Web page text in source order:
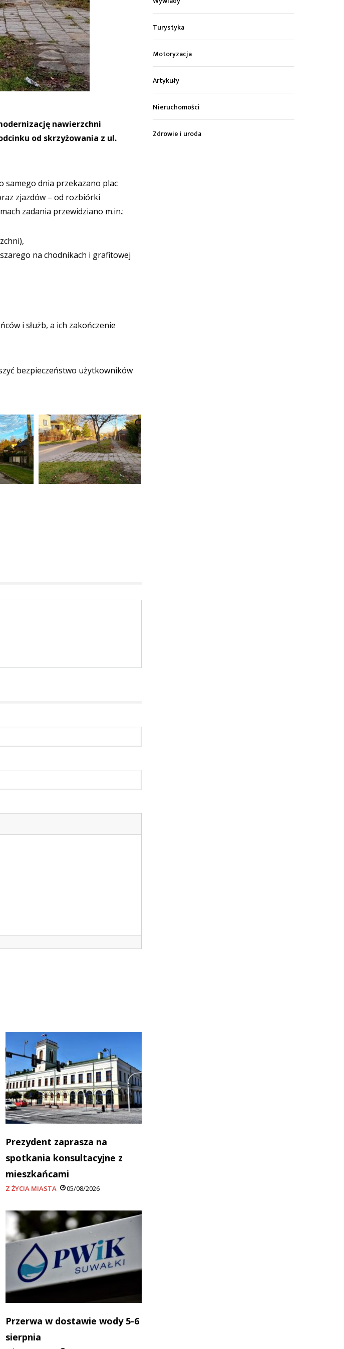
nawierzchni
od skrzyżowania z ul.
samego dnia przekazano plac
zjazdów – od rozbiórki
zadania przewidziano m.in.:
na chodnikach i grafitowej
i służb, a ich zakończenie
bezpieczeństwo użytkowników
Prezydent zaprasza na
spotkania konsultacyjne z
mieszkańcami
Z ŻYCIA MIASTA 05/08/2026
Przerwa w dostawie wody 5-6
sierpnia
Turystyka
Motoryzacja
Artykuły
Nieruchomości
Zdrowie i uroda